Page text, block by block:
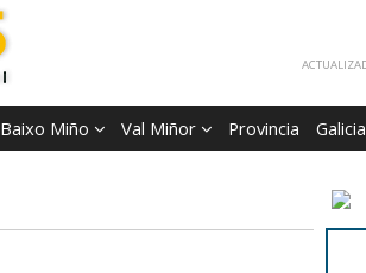
Baixo Miño Val Miñor Provincia Galicia